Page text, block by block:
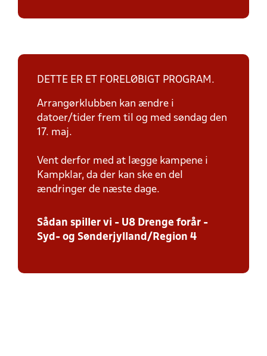
DETTE ER ET FORELØBIGT PROGRAM.
Arrangørklubben kan ændre i
datoer/tider frem til og med søndag den
17. maj.
Vent derfor med at lægge kampene i
Kampklar, da der kan ske en del
ændringer de næste dage.
Sådan spiller vi - U8 Drenge forår -
Syd- og Sønderjylland/Region 4